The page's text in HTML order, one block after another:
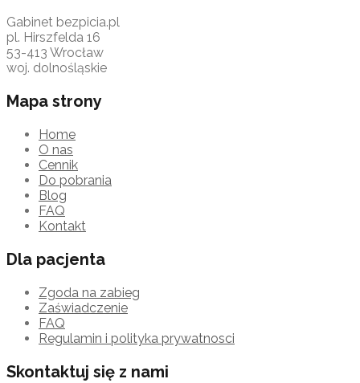
Gabinet bezpicia.pl
pl. Hirszfelda 16
53-413 Wrocław
woj. dolnośląskie
Mapa strony
Home
O nas
Cennik
Do pobrania
Blog
FAQ
Kontakt
Dla pacjenta
Zgoda na zabieg
Zaświadczenie
FAQ
Regulamin i polityka prywatnosci
Skontaktuj się z nami